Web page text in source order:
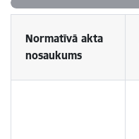
Normatīvā akta
nosaukums